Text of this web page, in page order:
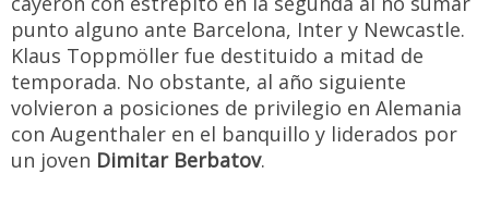
punto alguno ante Barcelona, Inter y Newcastle.
Klaus Toppmöller fue destituido a mitad de
temporada. No obstante, al año siguiente
volvieron a posiciones de privilegio en Alemania
con Augenthaler en el banquillo y liderados por
un joven Dimitar Berbatov.